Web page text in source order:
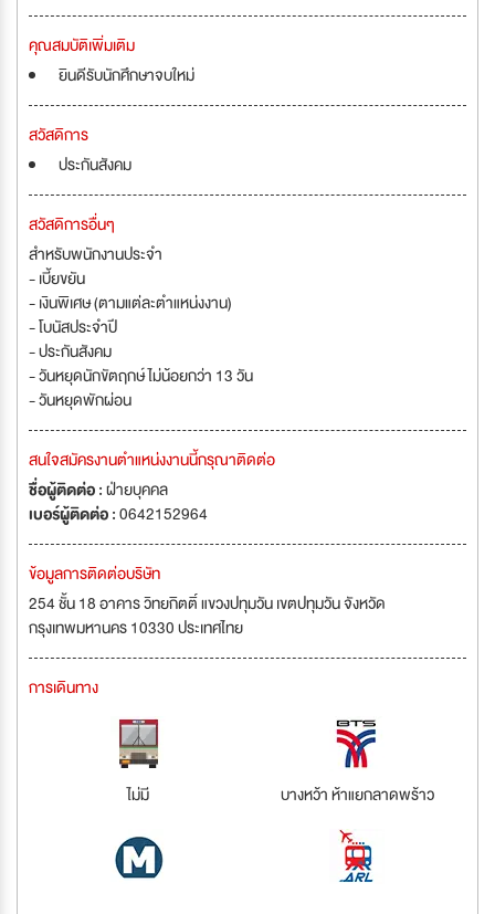
คุณสมบัติเพิ่มเติม
ยินดีรับนักศึกษาจบใหม่
สวัสดิการ
ประกันสังคม
สวัสดิการอื่นๆ
สำหรับพนักงานประจำ
- เบี้ยขยัน
- เงินพิเศษ (ตามแต่ละตำแหน่งงาน)
- โบนัสประจำปี
- ประกันสังคม
- วันหยุดนักขัตฤกษ์ ไม่น้อยกว่า 13 วัน
- วันหยุดพักผ่อน
สนใจสมัครงานตำแหน่งงานนี้กรุณาติดต่อ
ชื่อผู้ติดต่อ :ฝ่ายบุคคล
เบอร์ผู้ติดต่อ :0642152964
ข้อมูลการติดต่อบริษัท
254 ชั้น 18 อาคาร วิทยกิตติ์ แขวงปทุมวัน เขตปทุมวัน จังหวัด
กรุงเทพมหานคร 10330 ประเทศไทย
การเดินทาง
ไม่มี บางหว้า ห้าแยกลาดพร้าว